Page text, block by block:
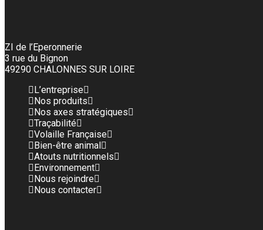
ZI de l’Eperonnerie
3 rue du Bignon
49290 CHALONNES SUR LOIRE
L’entreprise
Nos produits
Nos axes stratégiques
Traçabilité
Volaille Française
Bien-être animal
Atouts nutritionnels
Environnement
Nous rejoindre
Nous contacter